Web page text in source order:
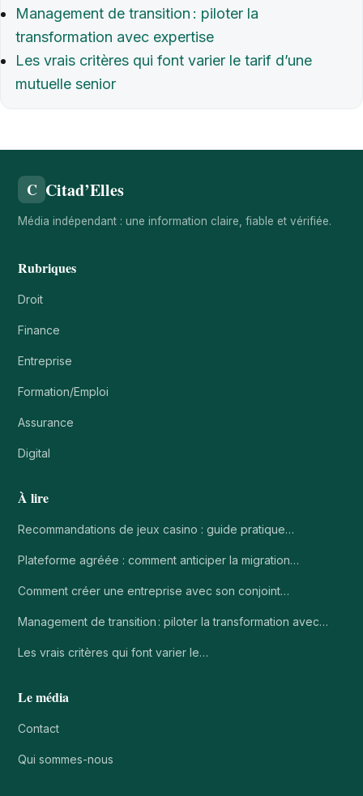
Management de transition : piloter la
transformation avec expertise
Les vrais critères qui font varier le tarif d’une
mutuelle senior
C Citad’Elles
Média indépendant : une information claire, fiable et vérifiée.
Rubriques
Droit
Finance
Entreprise
Formation/Emploi
Assurance
Digital
À lire
Recommandations de jeux casino : guide pratique…
Plateforme agréée : comment anticiper la migration…
Comment créer une entreprise avec son conjoint…
Management de transition : piloter la transformation avec…
Les vrais critères qui font varier le…
Le média
Contact
Qui sommes-nous